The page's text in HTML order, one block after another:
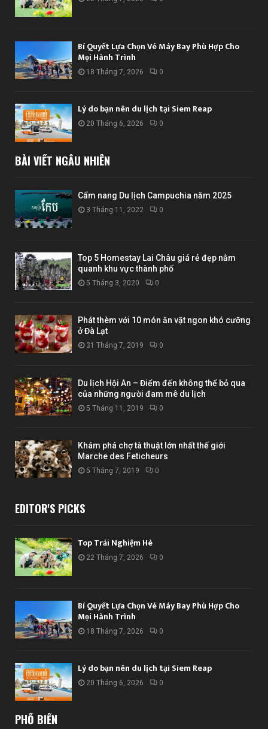
Bí Quyết Lựa Chọn Vé Máy Bay Phù Hợp Cho
Mọi Hành Trình
18 Tháng 7, 2026 0
Lý do bạn nên du lịch tại Siem Reap
20 Tháng 6, 2026 0
BÀI VIẾT NGẪU NHIÊN
Cẩm nang Du lịch Campuchia năm 2025
3 Tháng 11, 2022 0
Top 5 Homestay Lai Châu giá rẻ đẹp nằm
quanh khu vực thành phố
5 Tháng 3, 2020 0
Phát thèm với 10 món ăn vặt ngon khó cưỡng
ở Đà Lạt
31 Tháng 7, 2019 0
Du lịch Hội An – Điểm đến không thể bỏ qua
của những người đam mê du lịch
5 Tháng 11, 2019 0
Khám phá chợ tà thuật lớn nhất thế giới
Marche des Feticheurs
5 Tháng 7, 2019 0
EDITOR'S PICKS
Top Trải Nghiệm Hè
22 Tháng 7, 2026 0
Bí Quyết Lựa Chọn Vé Máy Bay Phù Hợp Cho
Mọi Hành Trình
18 Tháng 7, 2026 0
Lý do bạn nên du lịch tại Siem Reap
20 Tháng 6, 2026 0
PHỔ BIẾN